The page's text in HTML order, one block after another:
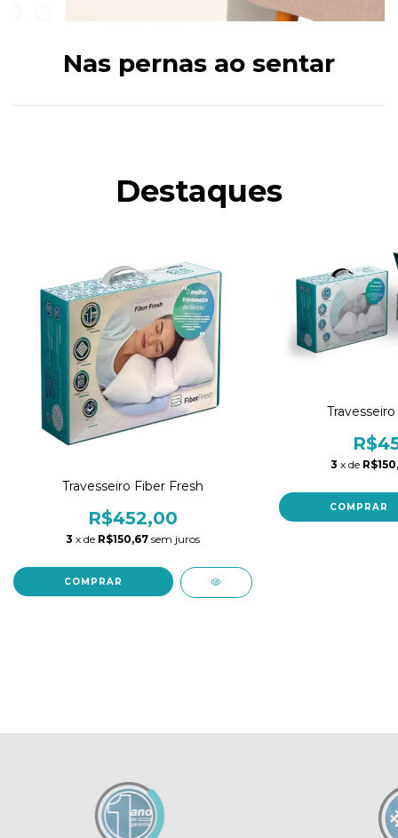
Nas pernas ao sentar
Destaques
Travesseiro Fiber Fresh
R$452,00
3 x de R$150,67 sem juros
COMPRAR
3 x de
COMPRAR